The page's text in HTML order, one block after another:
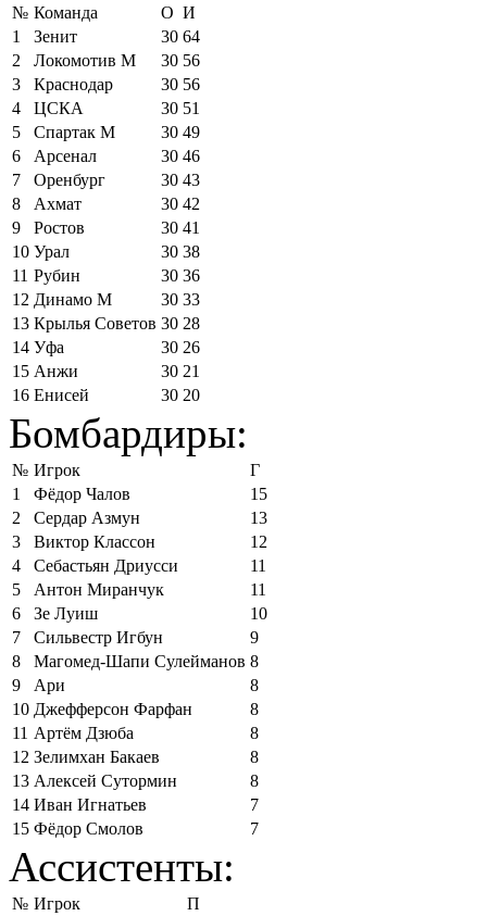
№ Команда О И
1
Зенит 30 64
2
Локомотив М 30 56
3
Краснодар 30 56
4
ЦСКА 30 51
5
Спартак М 30 49
6
Арсенал 30 46
7
Оренбург 30 43
8
Ахмат 30 42
9
Ростов 30 41
10 Урал 30 38
11 Рубин 30 36
12 Динамо М 30 33
13 Крылья Советов 30 28
14 Уфа 30 26
15 Анжи 30 21
16 Енисей 30 20
Бомбардиры:
№ Игрок
Г
1
Фёдор Чалов
15
2
Сердар Азмун
13
3
Виктор Классон
12
4
Себастьян Дриусси
11
5
Антон Миранчук
11
6
Зе Луиш
10
7
Сильвестр Игбун
9
8
Магомед-Шапи Сулейманов 8
9
Ари
8
10 Джефферсон Фарфан
8
11 Артём Дзюба
8
12 Зелимхан Бакаев
8
13 Алексей Сутормин
8
14 Иван Игнатьев
7
15 Фёдор Смолов 7
Ассистенты:
№ Игрок
П